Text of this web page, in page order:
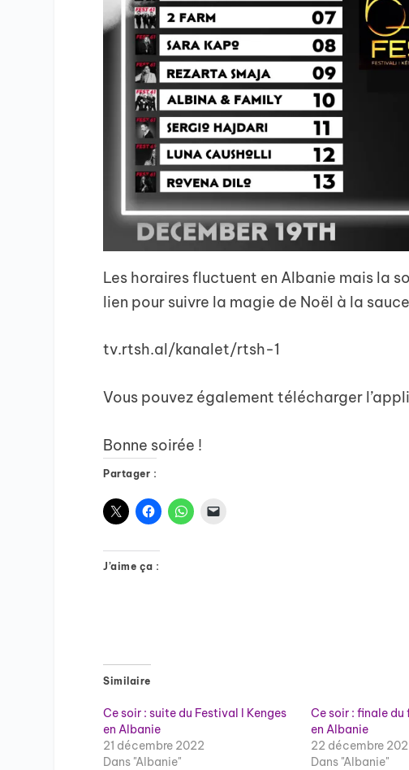
Les horaires fluctuent en Albanie mais la
lien pour suivre la magie de Noël à la
tv.rtsh.al/kanalet/rtsh-1
Vous pouvez également télécharger
Bonne soirée !
Partager :
J’aime ça :
Similaire
Ce soir : suite du Festival I Kenges
en Albanie
21 décembre 2022
Dans "Albanie"
Ce soir : finale du
en Albanie
22 décembre
Dans "Albanie"